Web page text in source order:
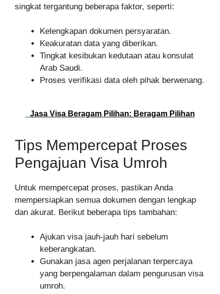
singkat tergantung beberapa faktor, seperti:
Kelengkapan dokumen persyaratan.
Keakuratan data yang diberikan.
Tingkat kesibukan kedutaan atau konsulat
Arab Saudi.
Proses verifikasi data oleh pihak berwenang.
Jasa Visa Beragam Pilihan: Beragam Pilihan
Tips Mempercepat Proses
Pengajuan Visa Umroh
Untuk mempercepat proses, pastikan Anda
mempersiapkan semua dokumen dengan lengkap
dan akurat. Berikut beberapa tips tambahan:
Ajukan visa jauh-jauh hari sebelum
keberangkatan.
Gunakan jasa agen perjalanan terpercaya
yang berpengalaman dalam pengurusan visa
umroh.